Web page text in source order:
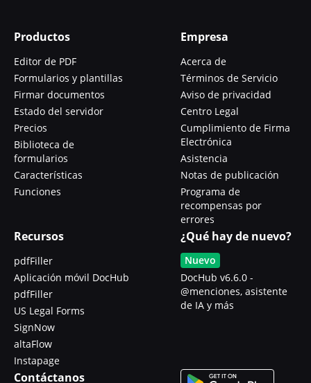
Productos
Editor de PDF
Formularios y plantillas
Firmar documentos
Estado del servidor
Precios
Biblioteca de
formularios
Características
Funciones
Empresa
Acerca de
Términos de Servicio
Aviso de privacidad
Centro Legal
Cumplimiento de Firma
Electrónica
Asistencia
Notas de publicación
Programa de
recompensas por
errores
Recursos
pdfFiller
Aplicación móvil DocHub
pdfFiller
US Legal Forms
SignNow
altaFlow
Instapage
¿Qué hay de nuevo?
Nuevo
DocHub v6.6.0 -
@menciones, asistente
de IA y más
Contáctanos